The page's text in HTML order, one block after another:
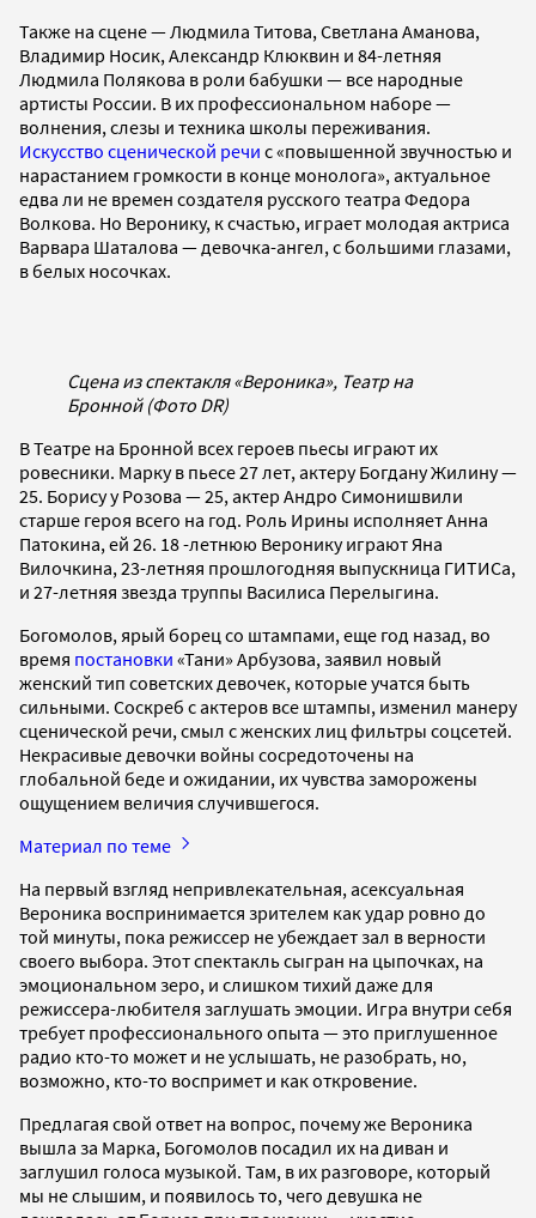
Также на сцене — Людмила Титова, Светлана Аманова,
Владимир Носик, Александр Клюквин и 84-летняя
Людмила Полякова в роли бабушки — все народные
артисты России. В их профессиональном наборе —
волнения, слезы и техника школы переживания.
Искусство сценической речи с «повышенной звучностью и
нарастанием громкости в конце монолога», актуальное
едва ли не времен создателя русского театра Федора
Волкова. Но Веронику, к счастью, играет молодая актриса
Варвара Шаталова — девочка-ангел, с большими глазами,
в белых носочках.
Сцена из спектакля «Вероника», Театр на
Бронной (Фото DR)
В Театре на Бронной всех героев пьесы играют их
ровесники. Марку в пьесе 27 лет, актеру Богдану Жилину —
25. Борису у Розова — 25, актер Андро Симонишвили
старше героя всего на год. Роль Ирины исполняет Анна
Патокина, ей 26. 18 -летнюю Веронику играют Яна
Вилочкина, 23-летняя прошлогодняя выпускница ГИТИСа,
и 27-летняя звезда труппы Василиса Перелыгина.
Богомолов, ярый борец со штампами, еще год назад, во
время постановки «Тани» Арбузова, заявил новый
женский тип советских девочек, которые учатся быть
сильными. Соскреб с актеров все штампы, изменил манеру
сценической речи, смыл с женских лиц фильтры соцсетей.
Некрасивые девочки войны сосредоточены на
глобальной беде и ожидании, их чувства заморожены
ощущением величия случившегося.
Материал по теме
На первый взгляд непривлекательная, асексуальная
Вероника воспринимается зрителем как удар ровно до
той минуты, пока режиссер не убеждает зал в верности
своего выбора. Этот спектакль сыгран на цыпочках, на
эмоциональном зеро, и слишком тихий даже для
режиссера-любителя заглушать эмоции. Игра внутри себя
требует профессионального опыта — это приглушенное
радио кто-то может и не услышать, не разобрать, но,
возможно, кто-то воспримет и как откровение.
Предлагая свой ответ на вопрос, почему же Вероника
вышла за Марка, Богомолов посадил их на диван и
заглушил голоса музыкой. Там, в их разговоре, который
мы не слышим, и появилось то, чего девушка не